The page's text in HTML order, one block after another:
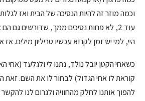
וכמה מוזר זה להיות הנסיכה של הבית ואז
עוד 2, לא פחות נסיכים ממך, שדורשים
היי, למי יש זמן לקרוא עכשיו טריליון מילים. אז
כשאחי הקטן יובל נולד, נתנו לי ולגלעד (אחי
קוראת לו אחי הגדול) לבחור לו את השם. זאת
להפוך אותנו לחלק מהחוויה ולגרום לנו